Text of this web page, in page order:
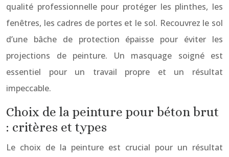
qualité professionnelle pour protéger les plinthes, les
fenêtres, les cadres de portes et le sol. Recouvrez le sol
d’une bâche de protection épaisse pour éviter les
projections de peinture. Un masquage soigné est
essentiel pour un travail propre et un résultat
impeccable.
Choix de la peinture pour béton brut
: critères et types
Le choix de la peinture est crucial pour un résultat